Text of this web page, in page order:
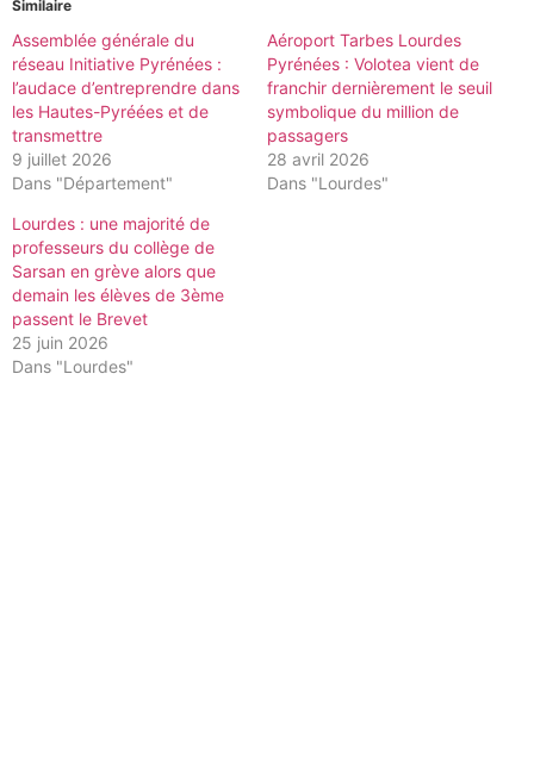
Similaire
Assemblée générale du
réseau Initiative Pyrénées :
l’audace d’entreprendre dans
les Hautes-Pyréées et de
transmettre
9 juillet 2026
Dans "Département"
Aéroport Tarbes Lourdes
Pyrénées : Volotea vient de
franchir dernièrement le seuil
symbolique du million de
passagers
28 avril 2026
Dans "Lourdes"
Lourdes : une majorité de
professeurs du collège de
Sarsan en grève alors que
demain les élèves de 3ème
passent le Brevet
25 juin 2026
Dans "Lourdes"